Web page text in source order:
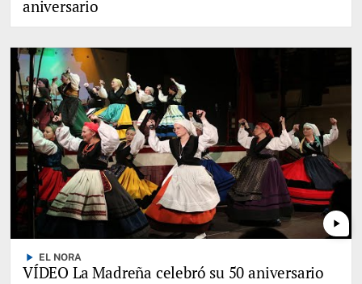
aniversario
play_arrow
play_arrow EL NORA
VÍDEO La Madreña celebró su 50 aniversario